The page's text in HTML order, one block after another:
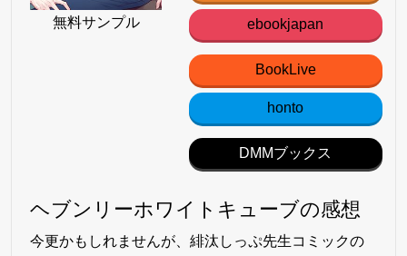
無料サンプル ebookjapan
BookLive
honto
DMMブックス
ヘブンリーホワイトキューブの感想
今更かもしれませんが、緋汰しっぷ先生コミックの